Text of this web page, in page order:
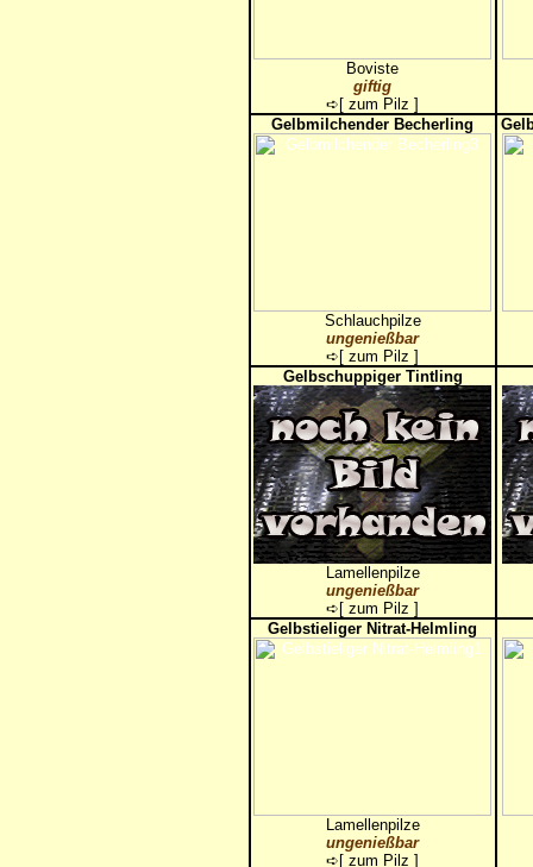
Boviste
giftig
➪[ zum Pilz ]
Gelbmilchender Becherling
Schlauchpilze
ungenießbar
➪[ zum Pilz ]
Gelbschuppiger Tintling
Lamellenpilze
ungenießbar
➪[ zum Pilz ]
Gelbstieliger Nitrat-Helmling
Lamellenpilze
ungenießbar
➪[ zum Pilz ]